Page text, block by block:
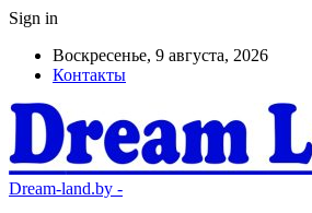
Sign in
Воскресенье, 9 августа, 2026
Контакты
Dream-land.by -